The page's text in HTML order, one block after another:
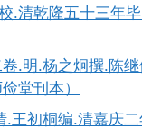
.清乾隆五十三年
.明.杨之炯撰.陈
堂刊本）
.王初桐编.清嘉庆